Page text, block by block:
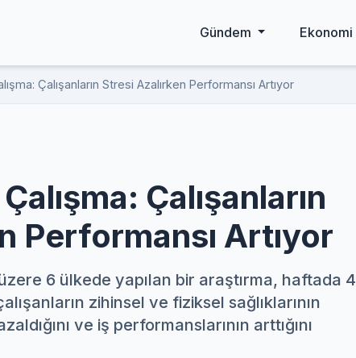
Gündem Ekonomi
Çalışanların Stresi Azalırken Performansı Artıyor
Çalışanların
Performansı Artıyor
6 ülkede yapılan bir araştırma, haftada 4
zihinsel ve fiziksel sağlıklarının
ve iş performanslarının arttığını